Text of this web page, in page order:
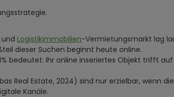
Logistikimmobilien-Vermietungsmarkt lag
dieser Suchen beginnt heute online.
bedeutet: Ihr online inseriertes Objekt trifft
Real Estate, 2024) sind nur erzielbar,
Kanäle.